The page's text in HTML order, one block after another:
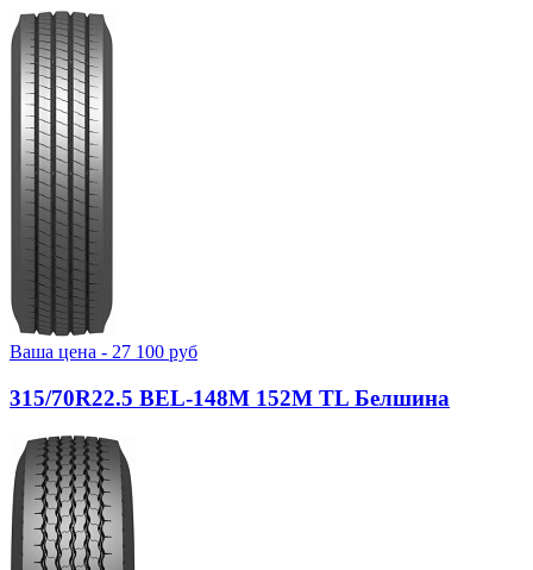
Ваша цена - 27 100 руб
315/70R22.5 BEL-148М 152M TL Белшина